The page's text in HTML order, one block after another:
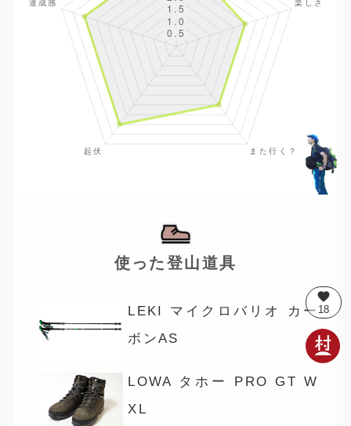
使った登山道具
LEKI マイクロバリオ カー
ボンAS
LOWA タホー PRO GT W
XL
favorite
18